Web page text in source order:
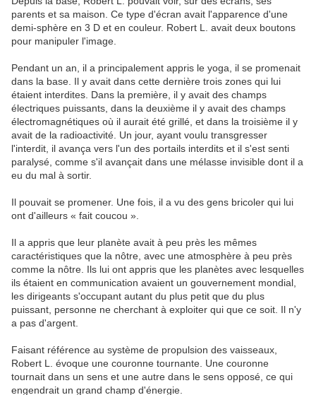
parents et sa maison. Ce type d'écran avait l'apparence d'une
demi-sphère en 3 D et en couleur. Robert L. avait deux boutons
pour manipuler l'image.
Pendant un an, il a principalement appris le yoga, il se promenait
dans la base. Il y avait dans cette dernière trois zones qui lui
étaient interdites. Dans la première, il y avait des champs
électriques puissants, dans la deuxième il y avait des champs
électromagnétiques où il aurait été grillé, et dans la troisième il y
avait de la radioactivité. Un jour, ayant voulu transgresser
l'interdit, il avança vers l'un des portails interdits et il s'est senti
paralysé, comme s'il avançait dans une mélasse invisible dont il a
eu du mal à sortir.
Il pouvait se promener. Une fois, il a vu des gens bricoler qui lui
ont d'ailleurs « fait coucou ».
Il a appris que leur planète avait à peu près les mêmes
caractéristiques que la nôtre, avec une atmosphère à peu près
comme la nôtre. Ils lui ont appris que les planètes avec lesquelles
ils étaient en communication avaient un gouvernement mondial,
les dirigeants s'occupant autant du plus petit que du plus
puissant, personne ne cherchant à exploiter qui que ce soit. Il n'y
a pas d'argent.
Faisant référence au système de propulsion des vaisseaux,
Robert L. évoque une couronne tournante. Une couronne
tournait dans un sens et une autre dans le sens opposé, ce qui
engendrait un grand champ d'énergie.